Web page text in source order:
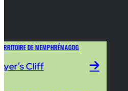
DE MEMPHRÉMAGOG
Cliff